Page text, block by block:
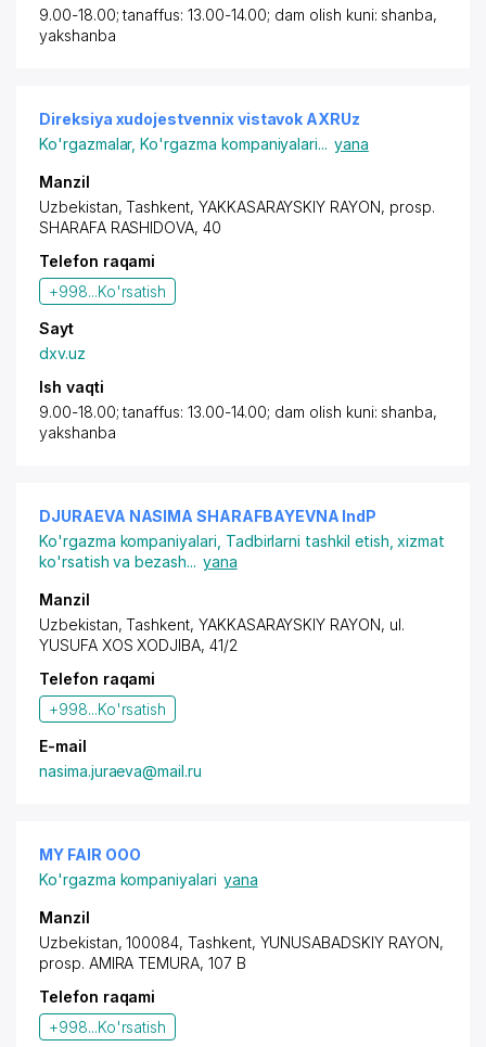
9.00-18.00; tanaffus: 13.00-14.00; dam olish kuni: shanba,
yakshanba
Direksiya xudojestvennix vistavok AXRUz
Ko'rgazmalar,Ko'rgazma kompaniyalari... yana
Manzil
Uzbekistan, Tashkent, YAKKASARAYSKIY RAYON, prosp.
SHARAFA RASHIDOVA, 40
Telefon raqami
+998...Ko'rsatish
Sayt
dxv.uz
Ish vaqti
9.00-18.00; tanaffus: 13.00-14.00; dam olish kuni: shanba,
yakshanba
DJURAEVA NASIMA SHARAFBAYEVNA IndP
Ko'rgazma kompaniyalari Tadbirlarni tashkil etish, xizmat
ko'rsatish va bezash... yana
Manzil
Uzbekistan, Tashkent, YAKKASARAYSKIY RAYON, ul.
YUSUFA XOS XODJIBA, 41/2
Telefon raqami
+998...Ko'rsatish
E-mail
nasima.juraeva@mail.ru
MY FAIR OOO
Ko'rgazma kompaniyalari yana
Manzil
Uzbekistan, 100084, Tashkent, YUNUSABADSKIY RAYON,
prosp. AMIRA TEMURA, 107 B
Telefon raqami
+998...Ko'rsatish